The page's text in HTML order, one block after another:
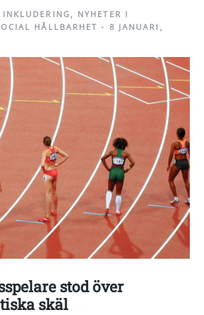
, NYHETER I
HÅLLBARHET - 8 JANUARI,
stod över
skäl